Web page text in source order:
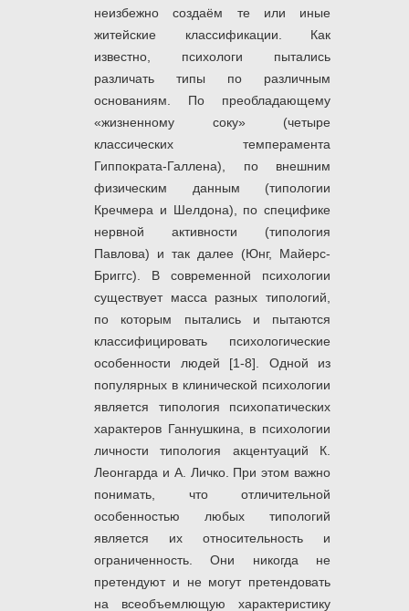
неизбежно создаём те или иные
житейские классификации. Как
известно, психологи пытались
различать типы по различным
основаниям. По преобладающему
«жизненному соку» (четыре
классических темперамента
Гиппократа-Галлена), по внешним
физическим данным (типологии
Кречмера и Шелдона), по специфике
нервной активности (типология
Павлова) и так далее (Юнг, Майерс-
Бриггс). В современной психологии
существует масса разных типологий,
по которым пытались и пытаются
классифицировать психологические
особенности людей [1-8]. Одной из
популярных в клинической психологии
является типология психопатических
характеров Ганнушкина, в психологии
личности типология акцентуаций К.
Леонгарда и А. Личко. При этом важно
понимать, что отличительной
особенностью любых типологий
является их относительность и
ограниченность. Они никогда не
претендуют и не могут претендовать
на всеобъемлющую характеристику